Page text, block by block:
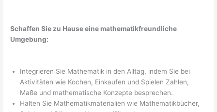
Schaffen Sie zu Hause eine mathematikfreundliche
Umgebung:
Integrieren Sie Mathematik in den Alltag, indem Sie bei
Aktivitäten wie Kochen, Einkaufen und Spielen Zahlen,
Maße und mathematische Konzepte besprechen.
Halten Sie Mathematikmaterialien wie Mathematikbücher,